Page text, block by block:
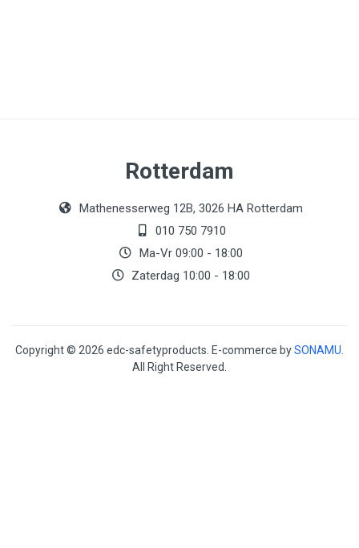
Rotterdam
Mathenesserweg 12B, 3026 HA Rotterdam
010 750 7910
Ma-Vr 09:00 - 18:00
Zaterdag 10:00 - 18:00
Copyright © 2026 edc-safetyproducts. E-commerce bySONAMU
All Right Reserved.